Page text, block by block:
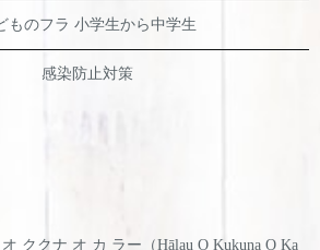
ものフラ 小学生から中学生
感染防止対策
ククナ オ カ ラー（Hālau O Kukuna O Ka